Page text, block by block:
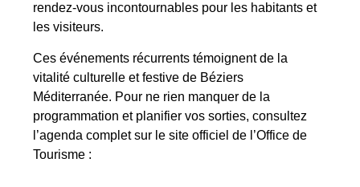
rendez-vous incontournables pour les habitants et
les visiteurs.
Ces événements récurrents témoignent de la
vitalité culturelle et festive de Béziers
Méditerranée. Pour ne rien manquer de la
programmation et planifier vos sorties, consultez
l’agenda complet sur le site officiel de l’Office de
Tourisme :